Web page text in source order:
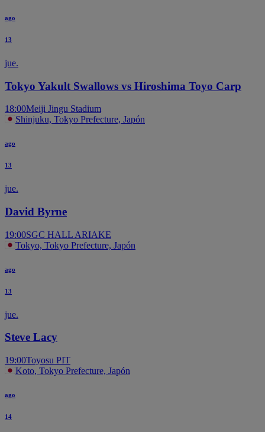
ago
13
jue.
Tokyo Yakult Swallows vs Hiroshima Toyo Carp
18:00Meiji Jingu Stadium
Shinjuku, Tokyo Prefecture, Japón
ago
13
jue.
David Byrne
19:00SGC HALL ARIAKE
Tokyo, Tokyo Prefecture, Japón
ago
13
jue.
Steve Lacy
19:00Toyosu PIT
Koto, Tokyo Prefecture, Japón
ago
14